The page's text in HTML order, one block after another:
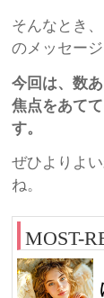
そんなとき
のメッセージ
今回は、数
焦点をあて
す。
ぜひよりよ
ね。